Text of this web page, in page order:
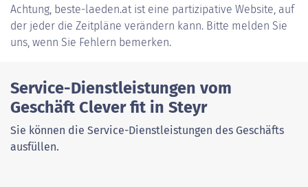
Achtung, beste-laeden.at ist eine partizipative Website, auf
der jeder die Zeitpläne verändern kann. Bitte melden Sie
uns, wenn Sie Fehlern bemerken.
Service-Dienstleistungen vom
Geschäft Clever fit in Steyr
Sie können die Service-Dienstleistungen des Geschäfts
ausfüllen.